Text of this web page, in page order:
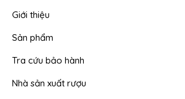
Giới thiệu
Sản phẩm
Tra cứu bảo hành
Nhà sản xuất rượu